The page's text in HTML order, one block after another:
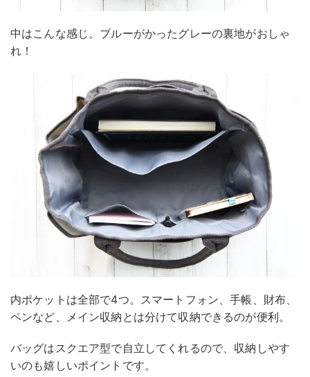
中はこんな感じ。ブルーがかったグレーの裏地がおしゃ
れ！
内ポケットは全部で4つ。スマートフォン、手帳、財布、
ペンなど、メイン収納とは分けて収納できるのが便利。
バッグはスクエア型で自立してくれるので、収納しやす
いのも嬉しいポイントです。